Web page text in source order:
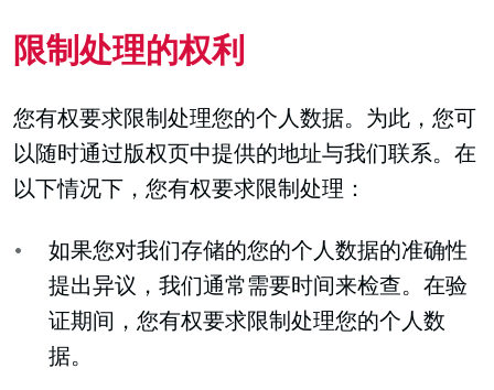
限制处理的权利
您有权要求限制处理您的个人数据。为此，您可
以随时通过版权页中提供的地址与我们联系。在
以下情况下，您有权要求限制处理：
如果您对我们存储的您的个人数据的准确性
提出异议，我们通常需要时间来检查。在验
证期间，您有权要求限制处理您的个人数
据。